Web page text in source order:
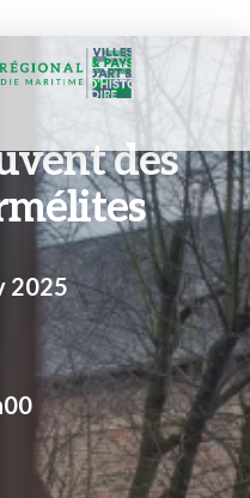
des
2025